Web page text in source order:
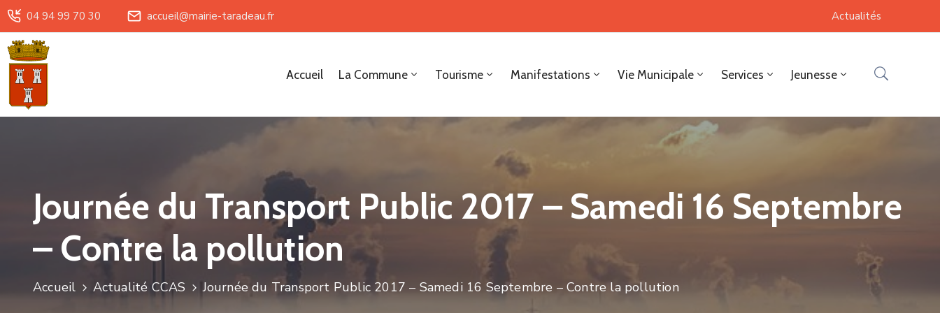
04 94 99 70 30 accueil@mairie-taradeau.fr Actualités
Accueil La Commune Tourisme Manifestations Vie Municipale Services Jeunesse
Journée du Transport Public 2017 – Samedi 16 Septembre
– Contre la pollution
Accueil Actualité CCAS Journée du Transport Public 2017 – Samedi 16 Septembre – Contre la pollution